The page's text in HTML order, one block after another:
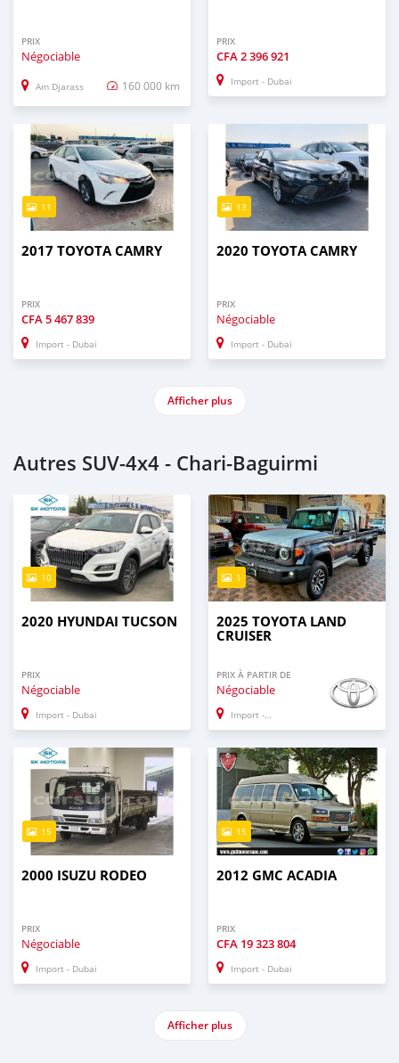
PRIX
Négociable
Am Djarass 160 000 km
PRIX
CFA2 396 921
Import - Dubai
11
2017 TOYOTA CAMRY
PRIX
CFA5 467 839
Import - Dubai
13
2020 TOYOTA CAMRY
PRIX
Négociable
Import - Dubai
Afficher plus
Autres SUV‒4x4 - Chari-Baguirmi
10
2020 HYUNDAI TUCSON
PRIX
Négociable
Import - Dubai
1
2025 TOYOTA LAND
CRUISER
PRIX À PARTIR DE
Négociable
Import - Dubai
15
2000 ISUZU RODEO
PRIX
Négociable
Import - Dubai
15
2012 GMC ACADIA
PRIX
CFA 19 323 804
Import - Dubai
Afficher plus